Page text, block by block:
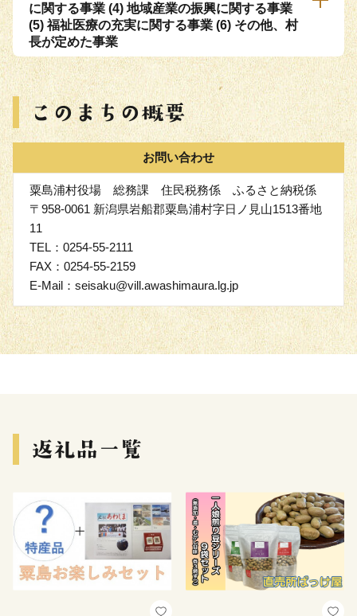
に関する事業 (4) 地域産業の振興に関する事業
(5) 福祉医療の充実に関する事業 (6) その他、村
長が定めた事業
お問い合わせ
粟島浦村役場 総務課 住民税務係 ふるさと納税係
〒958-0061 新潟県岩船郡粟島浦村字日ノ見山1513番地
11
TEL：0254-55-2111
FAX：0254-55-2159
E-Mail：seisaku@vill.awashimaura.lg.jp